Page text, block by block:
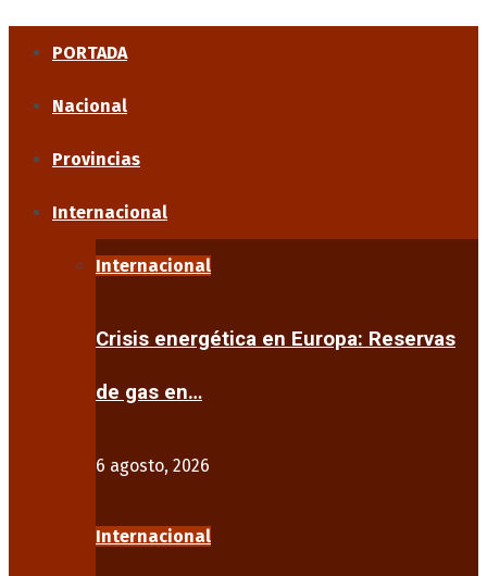
PORTADA
Nacional
Provincias
Internacional
Internacional
Crisis energética en Europa: Reservas
de gas en…
6 agosto, 2026
Internacional